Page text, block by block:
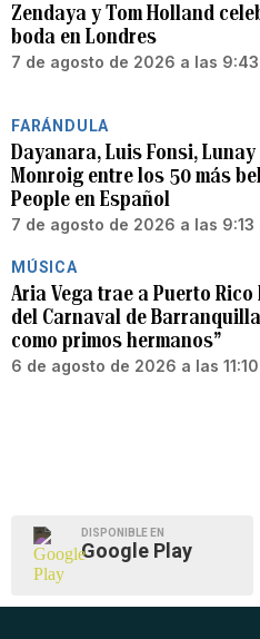
Zendaya y Tom Holland
boda en Londres
7 de agosto de 2026 a las 9:43
FARÁNDULA
Dayanara, Luis Fonsi,
Monroig entre los 50 más
People en Español
7 de agosto de 2026 a las 9:13
MÚSICA
Aria Vega trae a Puerto
del Carnaval de
como primos hermanos”
6 de agosto de 2026 a las
DISPONIBLE EN
Google Play